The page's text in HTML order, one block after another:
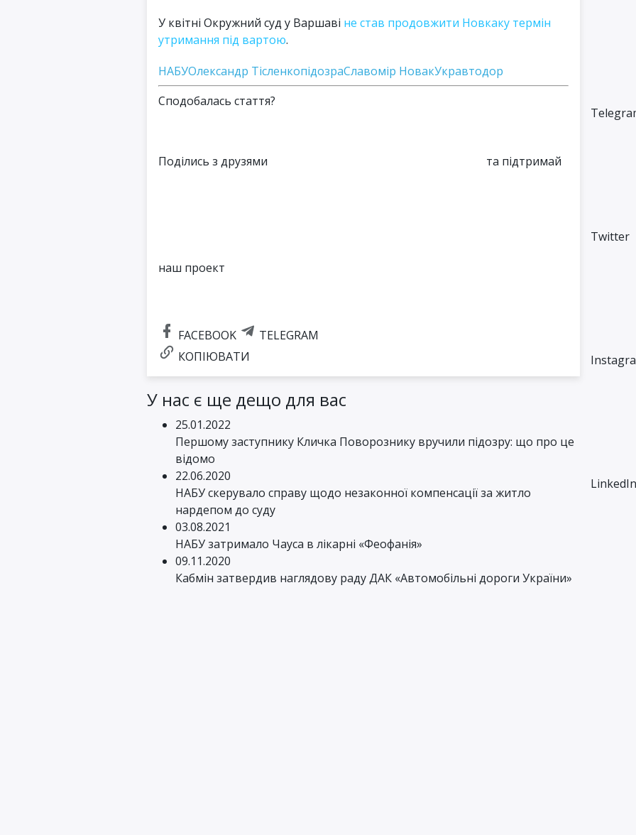
У квітні Окружний суд у Варшаві не став продовжити Новкаку термін
утримання під вартою.
НАБУОлександр ТісленкопідозраСлавомір НовакУкравтодор
Сподобалась стаття?
Поділись з друзями та підтримай
наш проект
FACEBOOK
TELEGRAM
КОПІЮВАТИ
У нас є ще дещо для вас
25.01.2022
Першому заступнику Кличка Поворознику вручили підозру: що про це
відомо
22.06.2020
НАБУ скерувало справу щодо незаконної компенсації за житло
нардепом до суду
03.08.2021
НАБУ затримало Чауса в лікарні «Феофанія»
09.11.2020
Кабмін затвердив наглядову раду ДАК «Автомобільні дороги України»
Twitter
LinkedIn